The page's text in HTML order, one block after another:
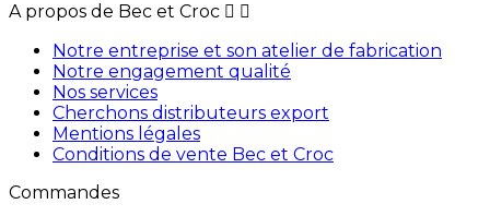
A propos de Bec et Croc  
Notre entreprise et son atelier de fabrication
Notre engagement qualité
Nos services
Cherchons distributeurs export
Mentions légales
Conditions de vente Bec et Croc
Commandes